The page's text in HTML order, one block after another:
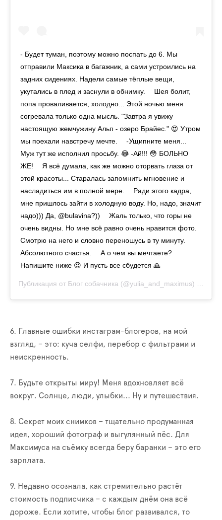
- Будет туман, поэтому можно поспать до 6. Мы
отправили Максика в багажник, а сами устроились на
задних сидениях. Надели самые тёплые вещи,
укутались в плед и заснули в обнимку. ⠀ Шея болит,
попа проваливается, холодно... Этой ночью меня
согревала только одна мысль. "Завтра я увижу
настоящую жемчужину Альп - озеро Брайес." 😍 Утром
мы поехали навстречу мечте. ⠀ -Ущипните меня...
Муж тут же исполнил просьбу. 😂 -Ай!!! 😳 БОЛЬНО
ЖЕ! ⠀ Я всё думала, как же можно оторвать глаза от
этой красоты... Старалась запомнить мгновение и
насладиться им в полной мере. ⠀ Ради этого кадра,
мне пришлось зайти в холодную воду. Но, надо, значит
надо))) Да, @bulavina?)) ⠀ Жаль только, что горы не
очень видны. Но мне всё равно очень нравится фото.
Смотрю на него и словно переношусь в ту минуту.
Абсолютного счастья. ⠀ А о чем вы мечтаете?
Напишите ниже 😍 И пусть все сбудется 🙏
Публикация от Блог собачника (@yulia_and_maximus)
6. Главные ошибки инстаграм-блогеров, на мой
взгляд, – это: куча селфи, перебор с фильтрами и
неискренность.
7. Будьте открыты миру! Меня вдохновляет всё
вокруг. Солнце, люди, улыбки... Ну и путешествия.
8. Секрет моих снимков – тщательно продуманная
идея, хороший фотограф и выгулянный пёс. Для
Максимуса на съёмку всегда беру баранки – это его
зарплата.
9. Недавно осознала, как стремительно растёт
стоимость подписчика – с каждым днём она всё
дороже. Если хотите, чтобы блог развивался, то